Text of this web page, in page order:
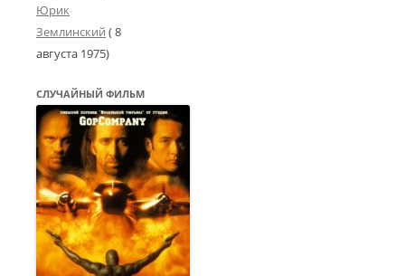
Юрик
Землинский (8
августа 1975)
СЛУЧАЙНЫЙ ФИЛЬМ